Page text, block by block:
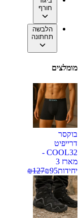
חורף
הלבשה
תחתונה
מומלצים
בוקסר
דרייפיט
COOL32 -
מארז 3
יחידות
₪95
₪127